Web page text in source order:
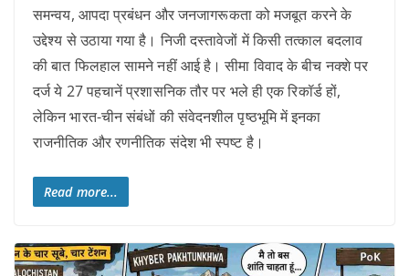
समन्वय, आपदा प्रबंधन और जनजागरूकता को मजबूत करने के
उद्देश्य से उठाया गया है। निजी दस्तावेजों में किसी तत्काल बदलाव
की बात फिलहाल सामने नहीं आई है। सीमा विवाद के बीच नक्शे पर
दर्ज ये 27 पहचानें प्रशासनिक तौर पर भले ही एक रिकॉर्ड हों,
लेकिन भारत-चीन संबंधों की संवेदनशील पृष्ठभूमि में इनका
राजनीतिक और रणनीतिक संदेश भी स्पष्ट है।
Read more...